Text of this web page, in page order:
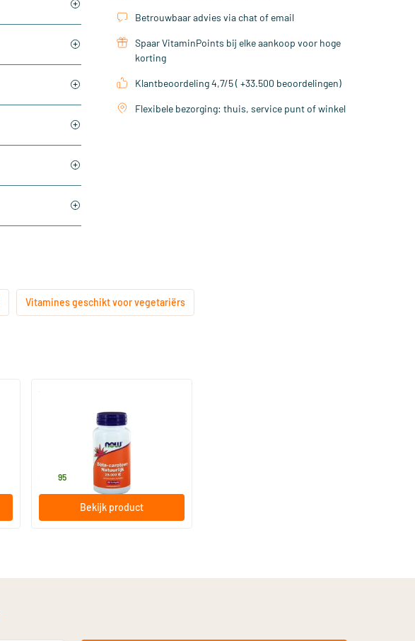
Betrouwbaar advies via chat of email
Spaar VitaminPoints bij elke aankoop voor hoge
korting
Klantbeoordeling 4,7/5 ( +33.500 beoordelingen)
Flexibele bezorging: thuis, service punt of winkel
Vitamines geschikt voor vegetariërs
Beta caroteen natuurlijk
95
Bekijk product